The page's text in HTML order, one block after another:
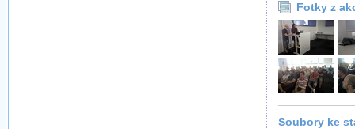
Fotky z
Soubory ke